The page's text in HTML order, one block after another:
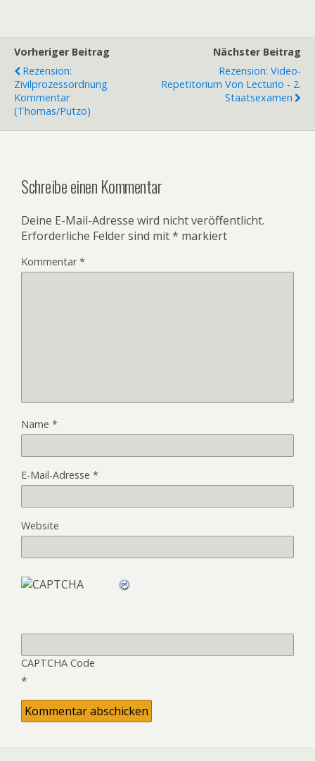
Vorheriger Beitrag
Rezension:
Zivilprozessordnung
Kommentar
(Thomas/Putzo)
Nächster Beitrag
Rezension: Video-
Repetitorium Von Lecturio - 2.
Staatsexamen
Schreibe einen Kommentar
Deine E-Mail-Adresse wird nicht veröffentlicht.
Erforderliche Felder sind mit* markiert
Kommentar*
Name *
E-Mail-Adresse *
Website
CAPTCHA Code
*